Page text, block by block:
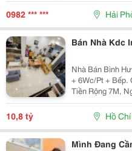
Tháng/1 Lần
0982 *** *** Hải
Bán Nhà Kdc
Nhà Bán Bình
+ 6Wc/Pt + Bếp.
Tiền Rộng 7M,
Thất Bao Gồm
Không Gian
10,8 tỷ Hồ
Mình Đang